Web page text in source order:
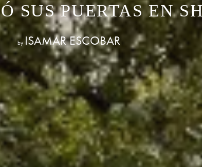
SUS PUERTAS EN
by ISAMAR ESCOBAR